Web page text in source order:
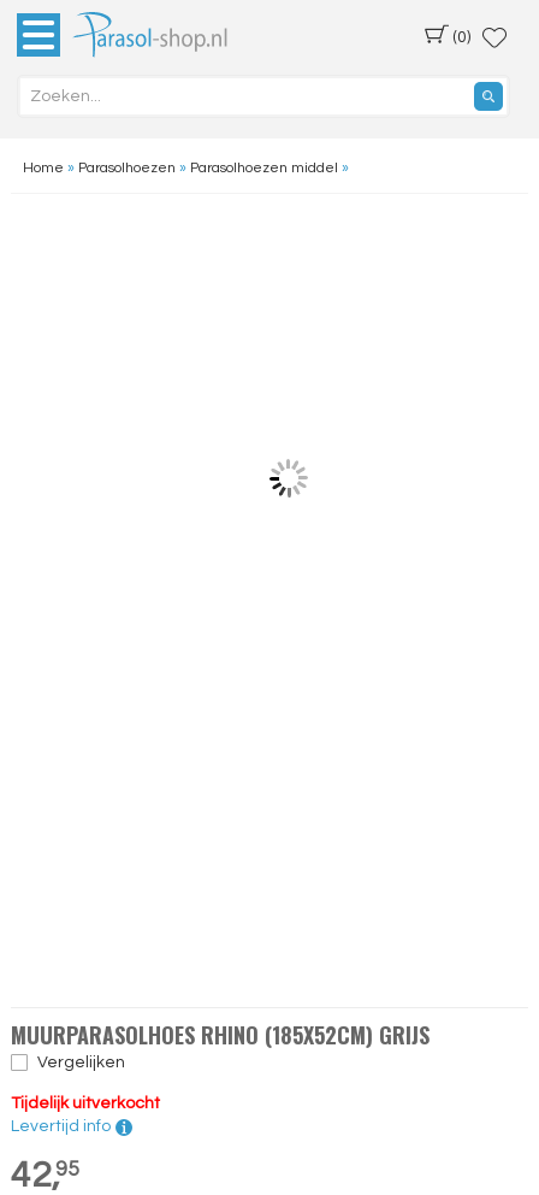
(0)
Home » Parasolhoezen » Parasolhoezen middel »
MUURPARASOLHOES RHINO (185X52CM) GRIJS
Vergelijken
Tijdelijk uitverkocht
Levertijd info
42,95